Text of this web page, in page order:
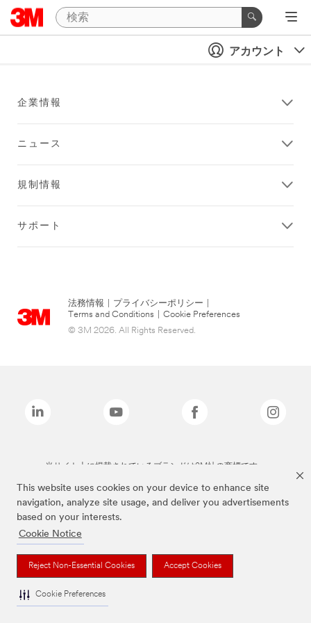
This website uses cookies on your device to enhance site
navigation, analyze site usage, and deliver you advertisements
based on your interests.
Cookie Notice
Reject Non-Essential Cookies Accept Cookies
Cookie Preferences
アカウント
企業情報
ニュース
規制情報
サポート
法務情報 プライバシーポリシー
Terms and Conditions
Cookie Preferences
© 3M 2026. All Rights Reserved.
当サイト上に掲載されているブランドは3M社の商標です。